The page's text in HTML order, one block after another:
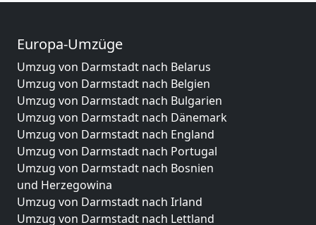
Europa-Umzüge
Umzug von Darmstadt nach Belarus
Umzug von Darmstadt nach Belgien
Umzug von Darmstadt nach Bulgarien
Umzug von Darmstadt nach Dänemark
Umzug von Darmstadt nach England
Umzug von Darmstadt nach Portugal
Umzug von Darmstadt nach Bosnien
und Herzegowina
Umzug von Darmstadt nach Irland
Umzug von Darmstadt nach Lettland